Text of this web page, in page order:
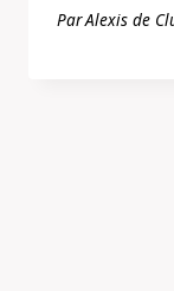
ParAlexis de